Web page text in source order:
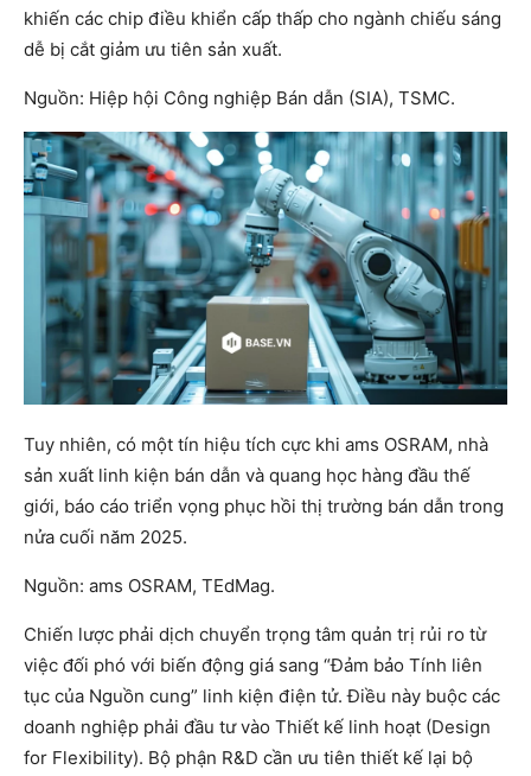
khiến các chip điều khiển cấp thấp cho ngành chiếu sáng
dễ bị cắt giảm ưu tiên sản xuất.
Nguồn: Hiệp hội Công nghiệp Bán dẫn (SIA), TSMC.
Tuy nhiên, có một tín hiệu tích cực khi ams OSRAM, nhà
sản xuất linh kiện bán dẫn và quang học hàng đầu thế
giới, báo cáo triển vọng phục hồi thị trường bán dẫn trong
nửa cuối năm 2025.
Nguồn: ams OSRAM, TEdMag.
Chiến lược phải dịch chuyển trọng tâm quản trị rủi ro từ
việc đối phó với biến động giá sang “Đảm bảo Tính liên
tục của Nguồn cung” linh kiện điện tử. Điều này buộc các
doanh nghiệp phải đầu tư vào Thiết kế linh hoạt (Design
for Flexibility). Bộ phận R&D cần ưu tiên thiết kế lại bộ